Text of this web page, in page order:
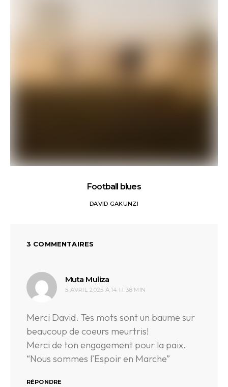
Football blues
DAVID GAKUNZI
3 COMMENTAIRES
Muta Muliza
5 AVRIL 2025 À 14 H 38 MIN
Merci David. Tes mots sont un baume sur
beaucoup de coeurs meurtris!
Merci de ton engagement pour la paix.
“Nous sommes l’Espoir en Marche”
RÉPONDRE